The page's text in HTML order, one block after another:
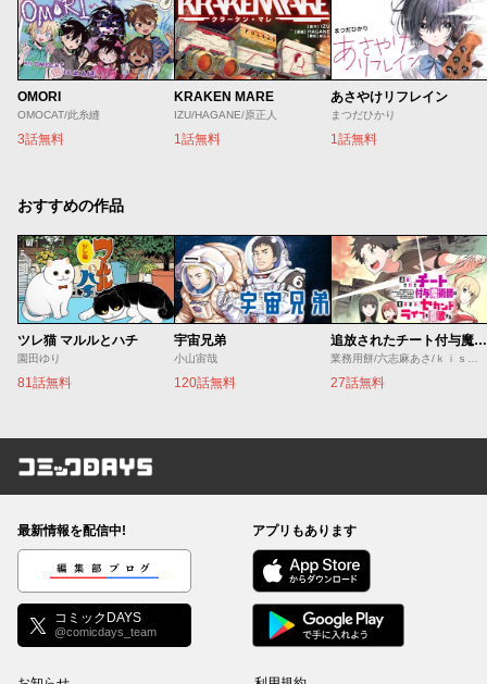
OMORI
OMOCAT/此糸縫
3話無料
KRAKEN MARE
IZU/HAGANE/原正人
1話無料
あさやけリフレイン
まつだひかり
1話無料
おすすめの作品
ツレ猫 マルルとハチ
園田ゆり
81話無料
宇宙兄弟
小山宙哉
120話無料
追放されたチート付与魔術師は気ままなセカンドライフを謳歌する。 ～俺は武器だけじゃなく、あらゆるものに『強化ポイント』を付与できるし、俺の意思でいつでも効果を解除できるけど、残った人たち大丈夫？～
業務用餅/六志麻あさ/ｋｉｓｕｉ
27話無料
コミックDAYS
最新情報を配信中!
編集部ブログ
コミックDAYS
@comicdays_team
アプリもあります